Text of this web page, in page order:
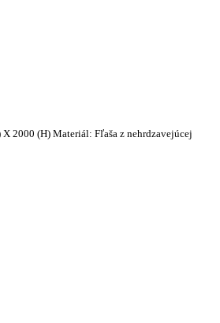
2000 (H) Materiál: Fľaša z nehrdzavejúcej